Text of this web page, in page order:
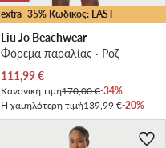
extra -35% Κωδικός: LAST
Liu Jo Beachwear
Φόρεμα παραλίας · Ροζ
Τρέχουσα τιμή
111,99€
Κανονική τιμή170,00 €-34%
Η χαμηλότερη τιμή139,99 €-20%